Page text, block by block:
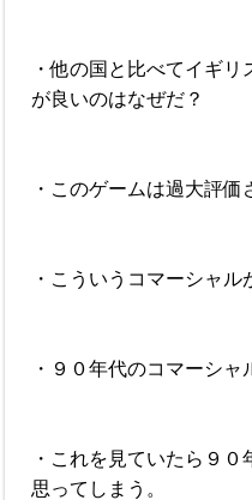
・他の国と比べてイギ
が良いのはなぜだ？
・このゲームは過大評価
・こういうコマーシャル
・９０年代のコマーシャ
・これを見ていたら９
思ってしまう。